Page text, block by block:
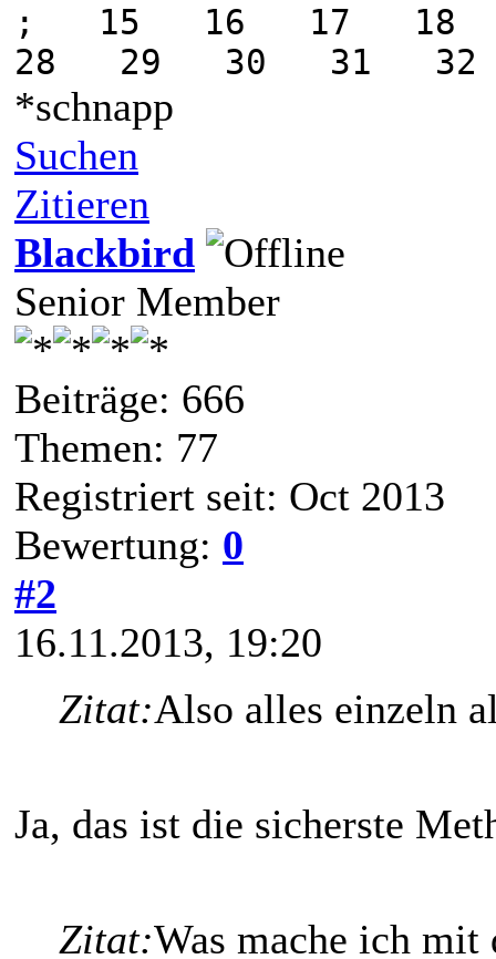
; 15 16 17
28 29 30 31 32
*schnapp
Suchen
Zitieren
Blackbird
Senior Member
Beiträge: 666
Themen: 77
Registriert seit: Oct 2013
Bewertung: 0
#2
16.11.2013, 19:20
Zitat:Also alles einzeln
Ja, das ist die sicherste
Zitat:Was mache ich mit